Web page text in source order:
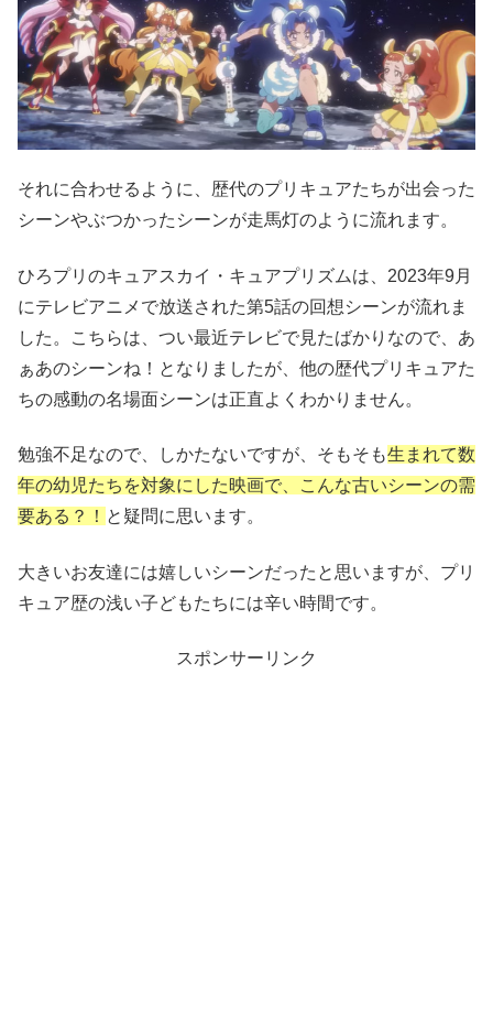
それに合わせるように、歴代のプリキュアたちが出会った
シーンやぶつかったシーンが走馬灯のように流れます。
ひろプリのキュアスカイ・キュアプリズムは、2023年9月
にテレビアニメで放送された第5話の回想シーンが流れま
した。こちらは、つい最近テレビで見たばかりなので、あ
ぁあのシーンね！となりましたが、他の歴代プリキュアた
ちの感動の名場面シーンは正直よくわかりません。
勉強不足なので、しかたないですが、そもそも生まれて数
年の幼児たちを対象にした映画で、こんな古いシーンの需
要ある？！ と疑問に思います。
大きいお友達には嬉しいシーンだったと思いますが、プリ
キュア歴の浅い子どもたちには辛い時間です。
スポンサーリンク